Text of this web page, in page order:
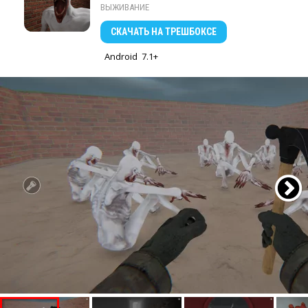
ВЫЖИВАНИЕ
СКАЧАТЬ НА ТРЕШБОКСЕ
Android 7.1+